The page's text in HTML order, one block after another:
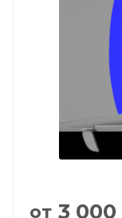
от 3 000